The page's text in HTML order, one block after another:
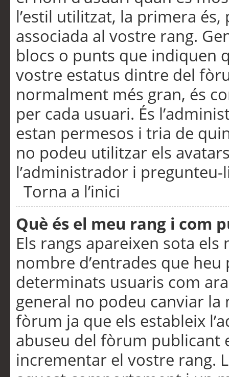
l’estil utilitzat, la primera
associada al vostre rang.
blocs o punts que indiquen
vostre estatus dintre del
normalment més gran, és
per cada usuari. És
estan permesos i tria de
no podeu utilitzar els
l’administrador i pregunteu-
Torna a l’inici
Què és el meu rang i com
Els rangs apareixen sota
nombre d’entrades que
determinats usuaris com
general no podeu canviar
fòrum ja que els estableix
abuseu del fòrum publicant
incrementar el vostre rang.